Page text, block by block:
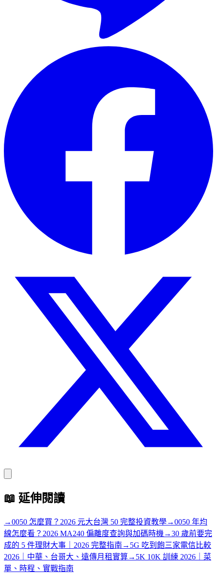
📖 延伸閱讀
→0050 怎麼買？2026 元大台灣 50 完整投資教學→0050 年均
線怎麼看？2026 MA240 偏離度查詢與加碼時機 →30 歲前要完
成的 5 件理財大事｜2026 完整指南 → 5G 吃到飽三家電信比較
2026｜中華、台哥大、遠傳月租實算→ 5K 10K 訓練 2026｜菜
單、時程、實戰指南